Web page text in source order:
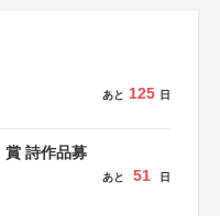
あと 125 日
賞 詩作品募
あと 51 日